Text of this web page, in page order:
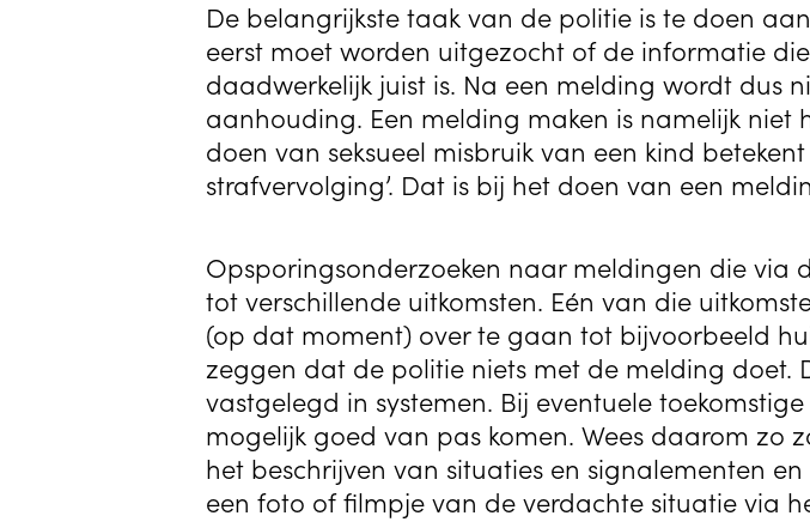
De belangrijkste taak van de politie is te doen
eerst moet worden uitgezocht of de informatie
daadwerkelijk juist is. Na een melding wordt dus
aanhouding. Een melding maken is namelijk niet
doen van seksueel misbruik van een kind
strafvervolging’. Dat is bij het doen van een
Opsporingsonderzoeken naar meldingen die via
tot verschillende uitkomsten. Eén van die
(op dat moment) over te gaan tot bijvoorbeeld
zeggen dat de politie niets met de melding doet.
vastgelegd in systemen. Bij eventuele
mogelijk goed van pas komen. Wees daarom zo
het beschrijven van situaties en signalementen
een foto of filmpje van de verdachte situatie via